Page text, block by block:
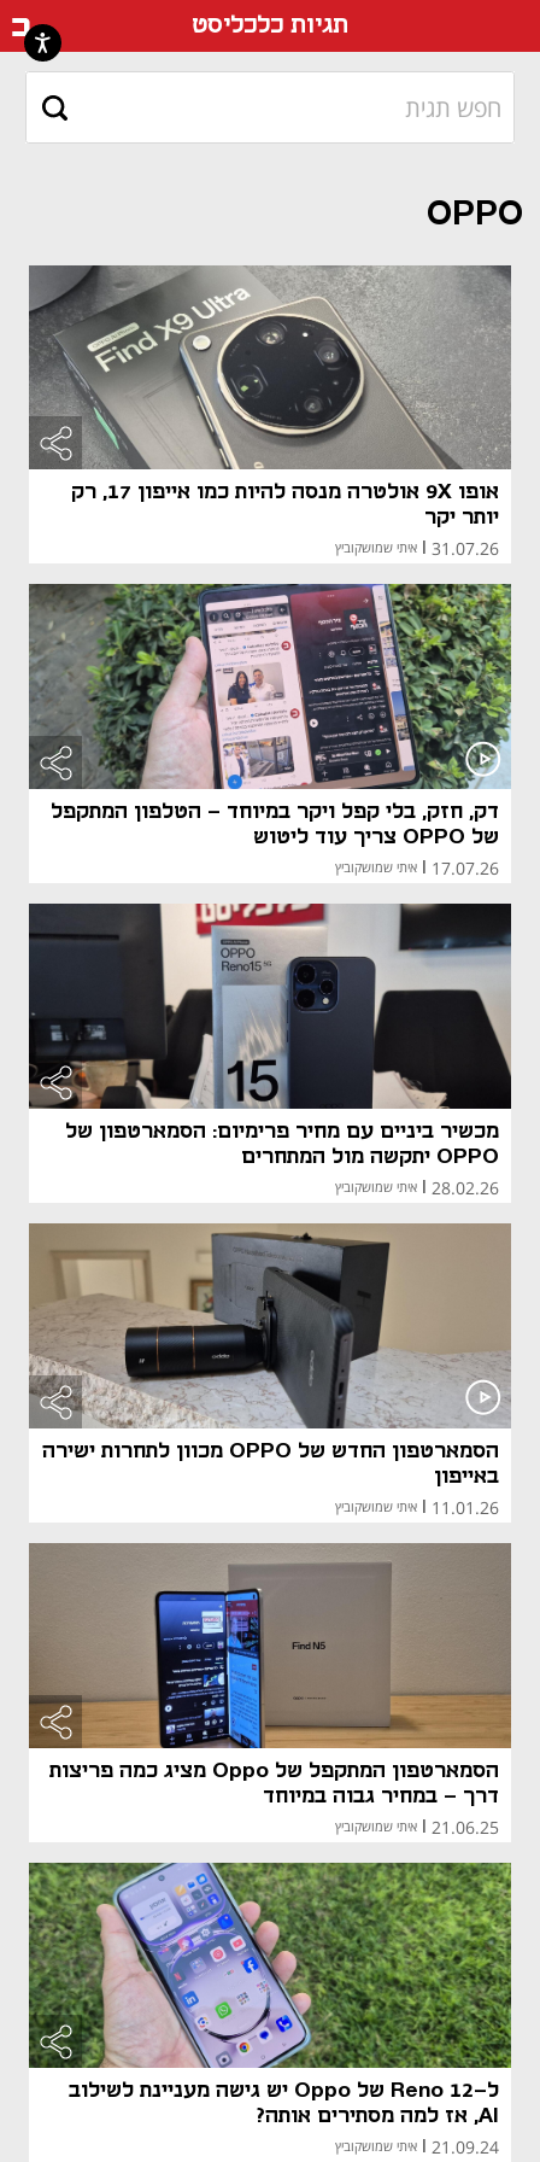
תגיות כלכליסט
OPPO
אופו 9X אולטרה מנסה להיות כמו אייפון 17, רק
יותר יקר
31.07.26 איתי שמושקוביץ
דק, חזק, בלי קפל ויקר במיוחד - הטלפון המתקפל
של OPPO צריך עוד ליטוש
17.07.26 איתי שמושקוביץ
מכשיר ביניים עם מחיר פרימיום: הסמארטפון של
OPPO יתקשה מול המתחרים
28.02.26 איתי שמושקוביץ
הסמארטפון החדש של OPPO מכוון לתחרות ישירה
באייפון
11.01.26 איתי שמושקוביץ
הסמארטפון המתקפל של Oppo מציג כמה פריצות
דרך - במחיר גבוה במיוחד
21.06.25 איתי שמושקוביץ
ל-Reno 12 של Oppo יש גישה מעניינת לשילוב
AI, אז למה מסתירים אותה?
21.09.24
| איתי שמושקוביץ